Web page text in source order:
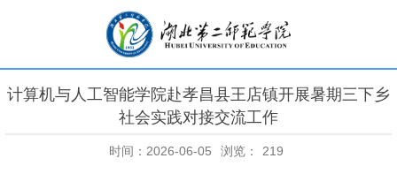
计算机与人工智能学院赴孝昌县王店镇开展暑期三下乡
社会实践对接交流工作
时间：2026-06-05 浏览： 219